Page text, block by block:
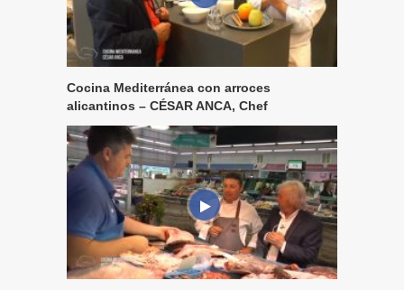
Cocina Mediterránea con arroces
alicantinos – CÉSAR ANCA, Chef